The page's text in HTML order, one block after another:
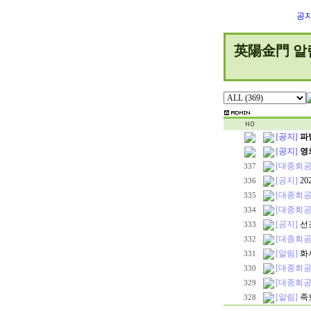
공
英陽金門 알
[공지] 파
[공지] 영
337
[대종회
336
[공지]
335
[대종회
334
[대종회
333
[공지] 선
332
[대종회
331
[알림] 화
330
[대종회
329
[대종회
328
[알림] 족